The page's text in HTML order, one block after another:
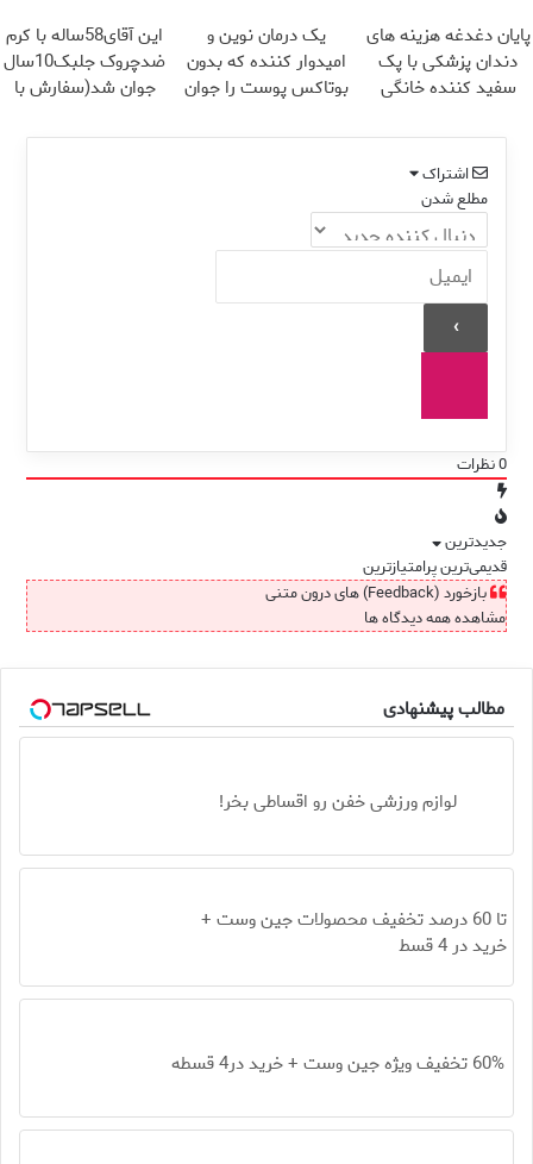
پایان دغدغه هزینه های
دندان پزشکی با پک
سفید کننده خانگی
یک درمان نوین و
امیدوار کننده که بدون
بوتاکس پوست را جوان
این آقای58ساله با کرم
ضدچروک جلبک10سال
جوان شد(سفارش با
اشتراک
مطلع شدن
0نظرات
جدیدترین
قدیمی‌ترینپرامتیازترین
بازخورد (Feedback) های درون متنی
مشاهده همه دیدگاه ها
مطالب پیشنهادی
لوازم ورزشی خفن رو اقساطی بخر!
تا 60 درصد تخفیف محصولات جین وست +
خرید در 4 قسط
60% تخفیف ویژه جین وست + خرید در4 قسطه